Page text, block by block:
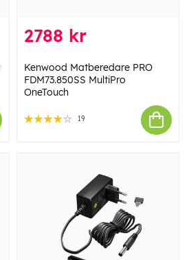
2788 kr
Kenwood Matberedare PRO
FDM73.850SS MultiPro
OneTouch
19